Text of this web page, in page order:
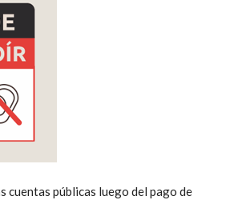
cuentas públicas luego del pago de